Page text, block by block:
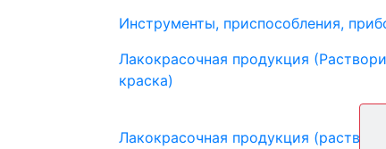
Инструменты, приспособления,
Лакокрасочная продукция
краска)
Лакокрасочная продукция